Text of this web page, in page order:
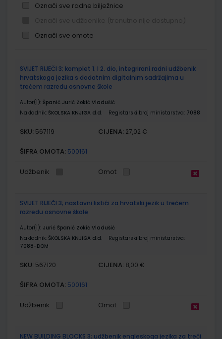
Označi sve radne bilježnice
Označi sve omote
proizvodi
SVIJET RIJEČI 3; komplet 1. I 2. dio, integrirani radni udžbenik
hrvatskoga jezika s dodatnim digitalnim sadržajima u
trećem razredu osnovne škole
Autor(i): Španić Jurić Zokić Vladušić
Nakladnik: ŠKOLSKA KNJIGA d.d. Registarski broj ministarstva: 7088
SKU: 567119 CIJENA: 27,02 €
ŠIFRA OMOTA: 500161
Udžbenik Omot
SVIJET RIJEČI 3; nastavni listići za hrvatski jezik u trećem
razredu osnovne škole
Autor(i): Jurić Španić Zokić Vladušić
Nakladnik: ŠKOLSKA KNJIGA d.d.
Registarski broj ministarstva:
7088-DOM
SKU: 567120 CIJENA: 8,00 €
ŠIFRA OMOTA: 500161
Udžbenik Omot
NEW BUILDING BLOCKS 3; udžbenik engleskoga jezika za treći